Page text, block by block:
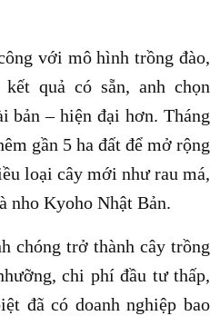
với mô hình trồng đào,
quả có sẵn, anh chọn
bản – hiện đại hơn. Tháng
gần 5 ha đất để mở rộng
loại cây mới như rau má,
nho Kyoho Nhật Bản.
chóng trở thành cây trồng
chi phí đầu tư thấp,
đã có doanh nghiệp bao